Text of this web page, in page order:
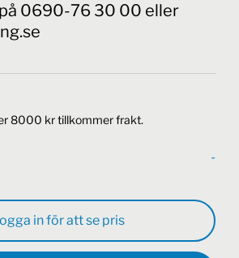
0690-76 30 00 eller
8000 kr tillkommer frakt.
-
in för att se pris